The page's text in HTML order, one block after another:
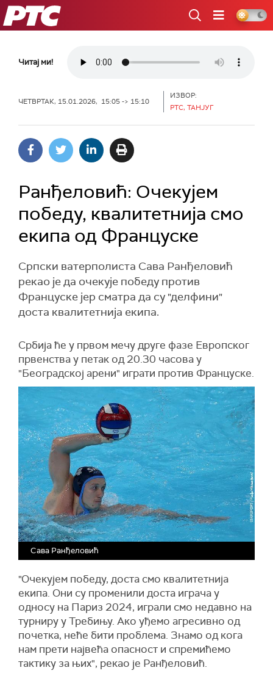
РТС
Читај ми!
ЧЕТВРТАК, 15.01.2026, 15:05 -> 15:10
ИЗВОР:
РТС, ТАНЈУГ
Ранђеловић: Очекујем
победу, квалитетнија смо
екипа од Француске
Српски ватерполиста Сава Ранђеловић
рекао је да очекује победу против
Француске јер сматра да су "делфини"
доста квалитетнија екипа.
Србија ће у првом мечу друге фазе Европског
првенства у петак од 20.30 часова у
"Београдској арени" играти против Француске.
Сава Ранђеловић
"Очекујем победу, доста смо квалитетнија
екипа. Они су променили доста играча у
односу на Париз 2024, играли смо недавно на
турниру у Требињу. Ако уђемо агресивно од
почетка, неће бити проблема. Знамо од кога
нам прети највећа опасност и спремићемо
тактику за њих", рекао је Ранђеловић.